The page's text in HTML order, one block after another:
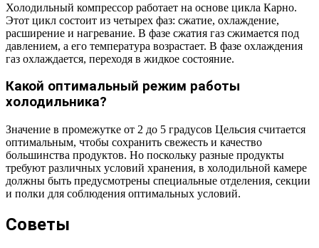
Холодильный компрессор работает на основе цикла Карно.
Этот цикл состоит из четырех фаз: сжатие, охлаждение,
расширение и нагревание. В фазе сжатия газ сжимается под
давлением, а его температура возрастает. В фазе охлаждения
газ охлаждается, переходя в жидкое состояние.
Какой оптимальный режим работы
холодильника?
Значение в промежутке от 2 до 5 градусов Цельсия считается
оптимальным, чтобы сохранить свежесть и качество
большинства продуктов. Но поскольку разные продукты
требуют различных условий хранения, в холодильной камере
должны быть предусмотрены специальные отделения, секции
и полки для соблюдения оптимальных условий.
Советы